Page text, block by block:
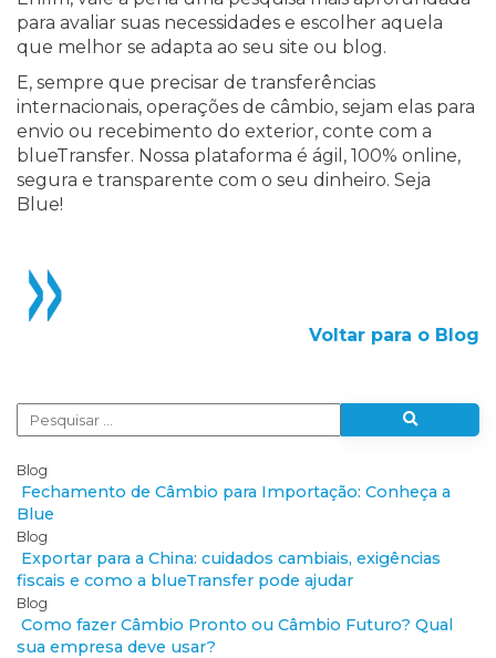
para avaliar suas necessidades e escolher aquela
que melhor se adapta ao seu site ou blog.
E, sempre que precisar de transferências
internacionais, operações de câmbio, sejam elas para
envio ou recebimento do exterior, conte com a
blueTransfer. Nossa plataforma é ágil, 100% online,
segura e transparente com o seu dinheiro. Seja
Blue!
Voltar para o Blog
Blog
Fechamento de Câmbio para Importação: Conheça a
Blue
Blog
Exportar para a China: cuidados cambiais, exigências
fiscais e como a blueTransfer pode ajudar
Blog
Como fazer Câmbio Pronto ou Câmbio Futuro? Qual
sua empresa deve usar?